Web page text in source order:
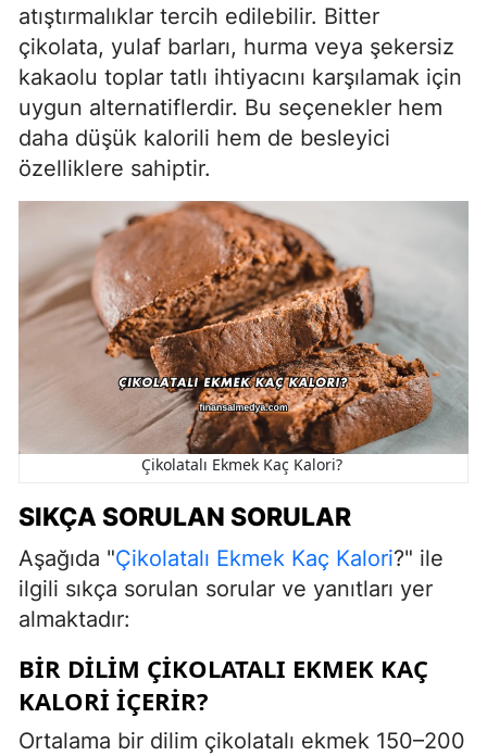
atıştırmalıklar tercih edilebilir. Bitter
çikolata, yulaf barları, hurma veya şekersiz
kakaolu toplar tatlı ihtiyacını karşılamak için
uygun alternatiflerdir. Bu seçenekler hem
daha düşük kalorili hem de besleyici
özelliklere sahiptir.
Çikolatalı Ekmek Kaç Kalori?
SIKÇA SORULAN SORULAR
Aşağıda "Çikolatalı Ekmek Kaç Kalori?" ile
ilgili sıkça sorulan sorular ve yanıtları yer
almaktadır:
BIR DILIM ÇIKOLATALI EKMEK KAÇ
KALORI IÇERIR?
Ortalama bir dilim çikolatalı ekmek 150–200